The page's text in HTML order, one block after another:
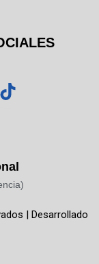
T
i
k
| Desarrollado